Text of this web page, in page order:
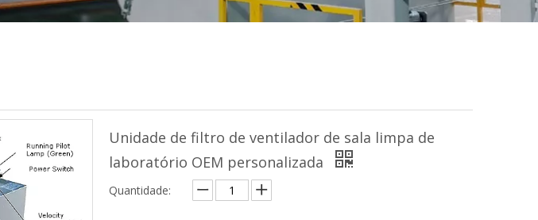
Unidade de filtro de ventilador de sala limpa de
laboratório OEM personalizada
Quantidade: